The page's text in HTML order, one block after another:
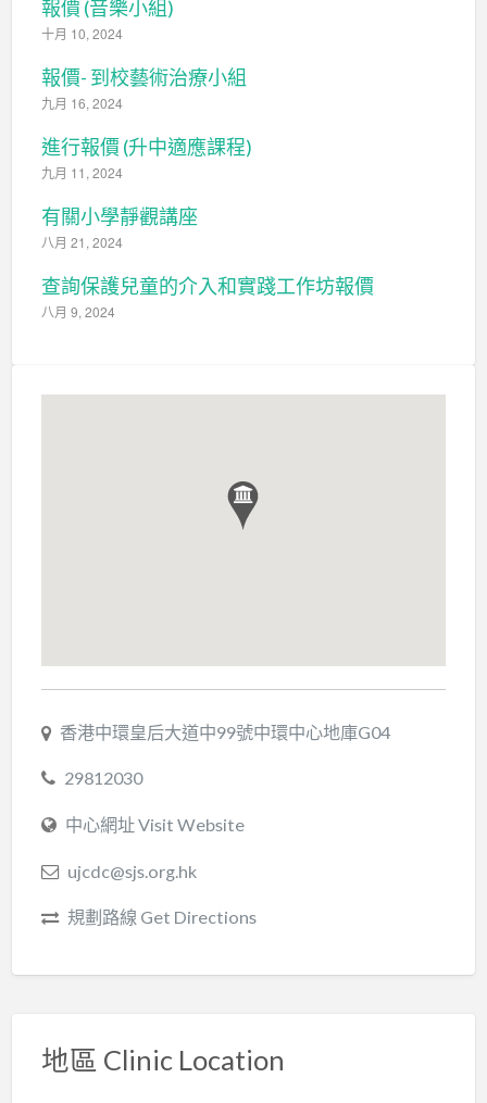
報價 (音樂小組)
十月 10, 2024
報價- 到校藝術治療小組
九月 16, 2024
進行報價 (升中適應課程)
九月 11, 2024
有關小學靜觀講座
八月 21, 2024
查詢保護兒童的介入和實踐工作坊報價
八月 9, 2024
香港中環皇后大道中99號中環中心地庫G04
29812030
中心網址 Visit Website
ujcdc@sjs.org.hk
規劃路線 Get Directions
地區 Clinic Location